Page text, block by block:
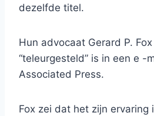
dezelfde titel.
Hun advocaat Gerard P.
“teleurgesteld” is in een e -
Associated Press.
Fox zei dat het zijn ervaring